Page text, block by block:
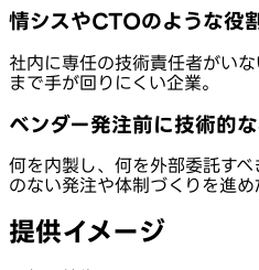
情シスやCTOのような役
社内に専任の技術責任者がい
まで手が回りにくい企業。
ベンダー発注前に技術的
何を内製し、何を外部委託す
のない発注や体制づくりを進め
提供イメージ